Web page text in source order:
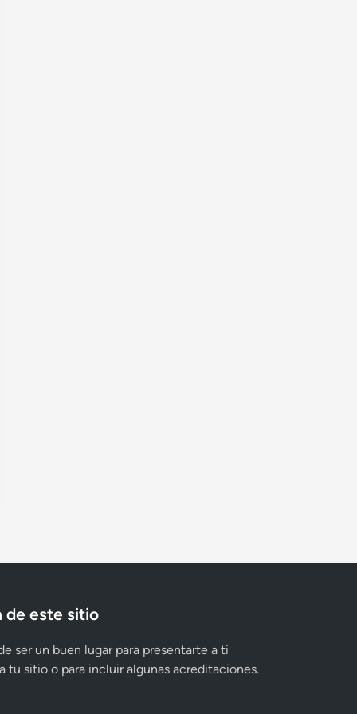
de este sitio
ser un buen lugar para presentarte a ti
tu sitio o para incluir algunas acreditaciones.